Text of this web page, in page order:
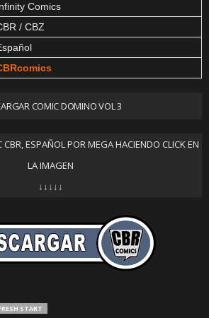
Comics
/ CBZ
COMIC DOMINO VOL 3
CBR, ESPAÑOL POR MEGA HACIENDO CLICK EN
LA IMAGEN
↓↓↓↓↓
START